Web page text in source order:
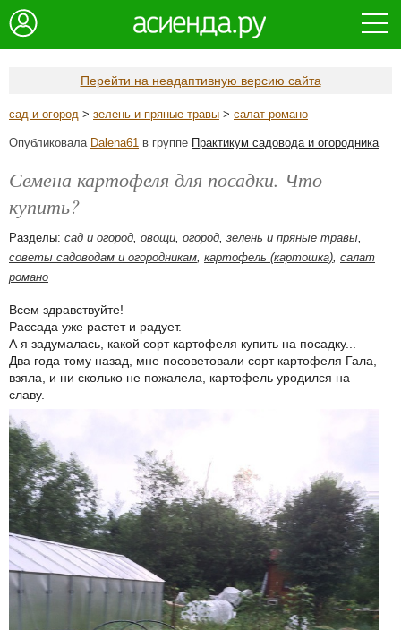
Перейти на неадаптивную версию сайта
сад и огород > зелень и пряные травы > салат романо
Опубликовала Dalena61 в группе Практикум садовода и огородника
Семена картофеля для посадки. Что
купить?
Разделы: сад и огород, овощи, огород, зелень и пряные травы,
советы садоводам и огородникам, картофель (картошка), салат
романо
Всем здравствуйте!
Рассада уже растет и радует.
А я задумалась, какой сорт картофеля купить на посадку...
Два года тому назад, мне посоветовали сорт картофеля Гала,
взяла, и ни сколько не пожалела, картофель уродился на
славу.